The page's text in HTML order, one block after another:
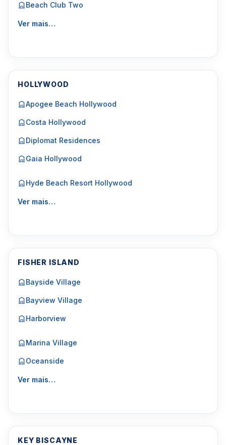
Beach Club Two
Ver mais…
HOLLYWOOD
Apogee Beach Hollywood
Costa Hollywood
Diplomat Residences
Gaia Hollywood
Hyde Beach Resort Hollywood
Ver mais…
FISHER ISLAND
Bayside Village
Bayview Village
Harborview
Marina Village
Oceanside
Ver mais…
KEY BISCAYNE